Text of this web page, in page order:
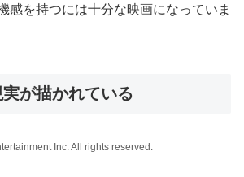
感を持つには十分な映画になっていま
が描かれている
Inc. All rights reserved.